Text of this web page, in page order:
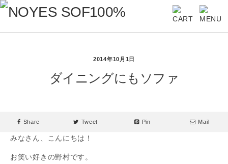
2014年10月1日
ダイニングにもソファ
Share Tweet Pin Mail
みなさん、こんにちは！
お笑い好きの野村です。